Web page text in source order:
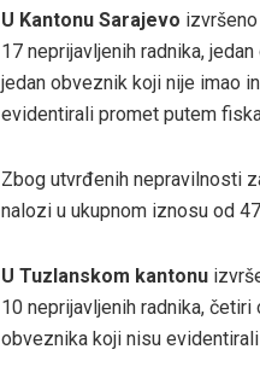
U Kantonu Sarajevo
17 neprijavljenih radnika,
jedan obveznik koji nije imao
evidentirali promet putem
Zbog utvrđenih nepravilnosti
nalozi u ukupnom iznosu od
U Tuzlanskom kantonu
10 neprijavljenih radnika,
obveznika koji nisu